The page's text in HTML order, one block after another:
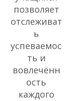
позволяет
отслеживат
ь
успеваемос
ть и
вовлечённ
ость
каждого